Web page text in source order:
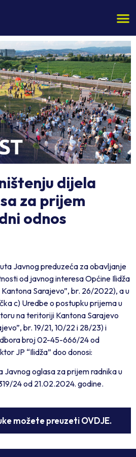
dijela
za prijem
odnos
Javnog preduzeća za obavljanje
od javnog interesa Općine Ilidža
Kantona Sarajevo”, br. 26/2022), a u
c) Uredbe o postupku prijema u
na teritoriji Kantona Sarajevo
br. 19/21, 10/22 i 28/23) i
broj 02-45-666/24 od
JP “Ilidža” doo donosi:
Javnog oglasa za prijem radnika u
24 od 21.02.2024. godine.
možete preuzeti OVDJE.